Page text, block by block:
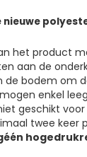
het product
aan de
de bodem om
enkel
geschikt
twee keer